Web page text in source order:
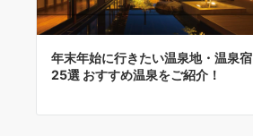
年末年始に行きたい温泉地・温泉宿
25選 おすすめ温泉をご紹介！